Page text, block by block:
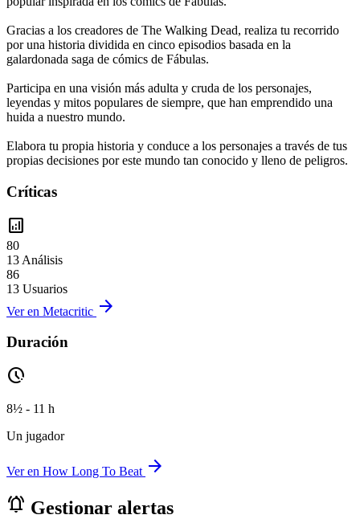
Gracias a los creadores de The Walking Dead, realiza tu recorrido
por una historia dividida en cinco episodios basada en la
galardonada saga de cómics de Fábulas.
Participa en una visión más adulta y cruda de los personajes,
leyendas y mitos populares de siempre, que han emprendido una
huida a nuestro mundo.
Elabora tu propia historia y conduce a los personajes a través de tus
propias decisiones por este mundo tan conocido y lleno de peligros.
Críticas
analytics
80
13 Análisis
86
13 Usuarios
Ver en Metacritic arrow_forward
Duración
pace
8½ - 11 h
Un jugador
Ver en How Long To Beat arrow_forward
notifications_active Gestionar alertas